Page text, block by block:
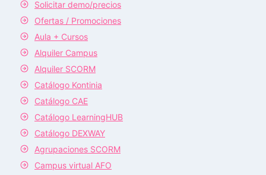
Solicitar demo/precios
Ofertas / Promociones
Aula + Cursos
Alquiler Campus
Alquiler SCORM
Catálogo Kontinia
Catálogo CAE
Catálogo LearningHUB
Catálogo DEXWAY
Agrupaciones SCORM
Campus virtual AFO